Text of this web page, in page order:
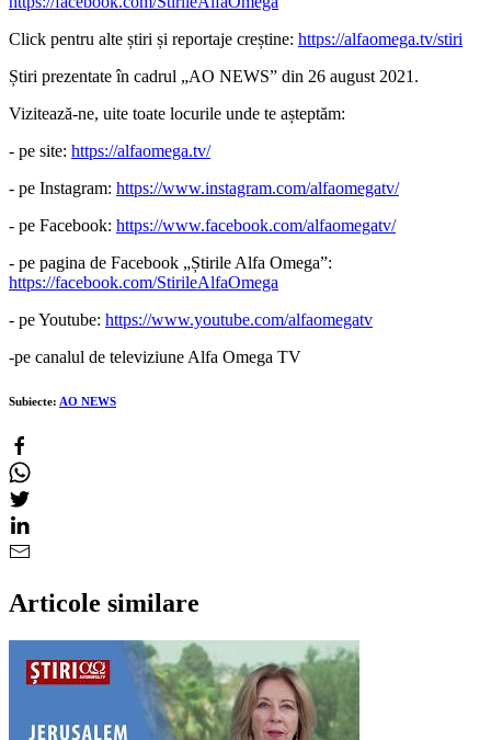
Click pentru alte știri și reportaje creștine: https://alfaomega.tv/stiri
Știri prezentate în cadrul „AO NEWS” din 26 august 2021.
Vizitează-ne, uite toate locurile unde te așteptăm:
- pe site: https://alfaomega.tv/
- pe Instagram: https://www.instagram.com/alfaomegatv/
- pe Facebook: https://www.facebook.com/alfaomegatv/
- pe pagina de Facebook „Știrile Alfa Omega”:
https://facebook.com/StirileAlfaOmega
- pe Youtube: https://www.youtube.com/alfaomegatv
-pe canalul de televiziune Alfa Omega TV
Subiecte: AO NEWS
Articole similare